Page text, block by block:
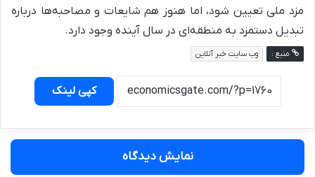
مزد ملی تعیین شود، اما هنوز هم شایعات و مصاحبه‌ها درباره
تبدیل دستمزد به منطقه‌ای در سال آینده وجود دارد.
منبع : وب سایت خبر آنلاین
کپی لینک
نمایش دیدگاه